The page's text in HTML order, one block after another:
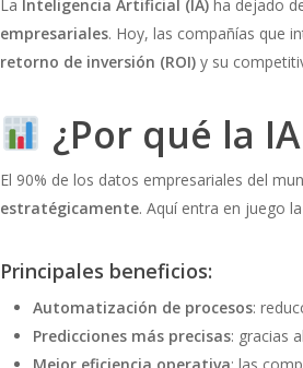
La Inteligencia Artificial (IA) ha dejado
empresariales. Hoy, las compañías que
retorno de inversión (ROI) y su
¿Por qué la
El 90% de los datos empresariales del
estratégicamente. Aquí entra en juego
Principales beneficios:
Automatización de procesos:
Predicciones más precisas: gracias al